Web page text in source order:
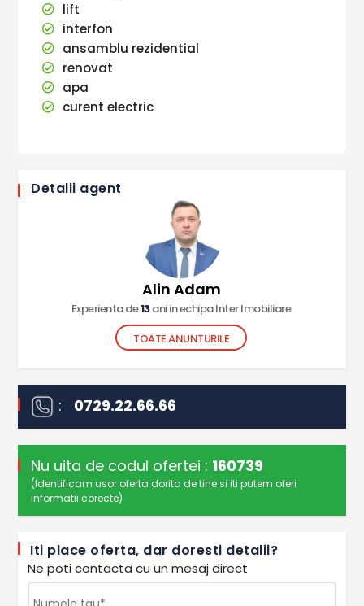
lift
interfon
ansamblu rezidential
renovat
apa
curent electric
Detalii agent
Alin Adam
Experienta de13ani in echipa Inter Imobiliare
TOATE ANUNTURILE
: 0729.22.66.66
Nu uita de codul ofertei : 160739
(Identificam usor oferta dorita de tine si iti putem oferi
informatii corecte)
Iti place oferta, dar doresti detalii?
Ne poti contacta cu un mesaj direct